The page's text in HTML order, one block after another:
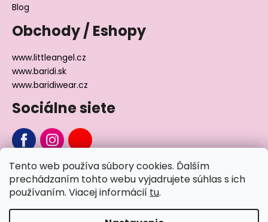
Tento web používa súbory cookies. Ďalším
prechádzaním tohto webu vyjadrujete súhlas s ich
používaním. Viacej informácií tu.
Blog
Obchody / Eshopy
www.littleangel.cz
www.baridi.sk
www.baridiwear.cz
Sociálne siete
Chcete sa nás na niečo opýtať?